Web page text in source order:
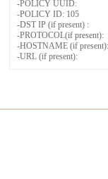
-POLICY UUID:
-POLICY ID: 105
-DST IP (if present) :
-PROTOCOL(if present):
-HOSTNAME (if present):
-URL (if present):